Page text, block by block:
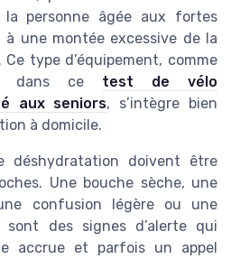
la personne âgée aux fortes
une montée excessive de la
type d’équipement, comme
dans ce test de vélo
aux seniors, s’intègre bien
à domicile.
déshydratation doivent être
Une bouche sèche, une
confusion légère ou une
des signes d’alerte qui
accrue et parfois un appel